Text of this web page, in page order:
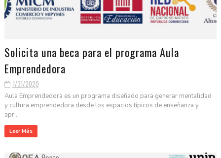
Solicita una beca para el programa Aula
Emprendedora
1/31/2020
Aula Emprendedora es un programa diseñado para generar mentalidad
y cultura emprendedora desde los espacios típicos de enseñanza y
apr...
Leer Más